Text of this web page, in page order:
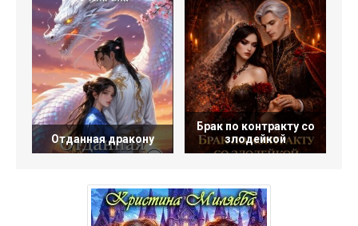
Отданная дракону
Брак по контракту со
злодейкой